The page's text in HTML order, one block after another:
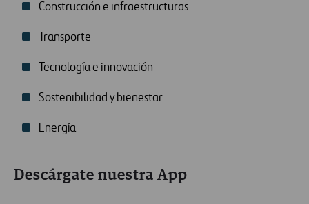
Construcción e infraestructuras
Transporte
Tecnología e innovación
Sostenibilidad y bienestar
Energía
Descárgate nuestra App